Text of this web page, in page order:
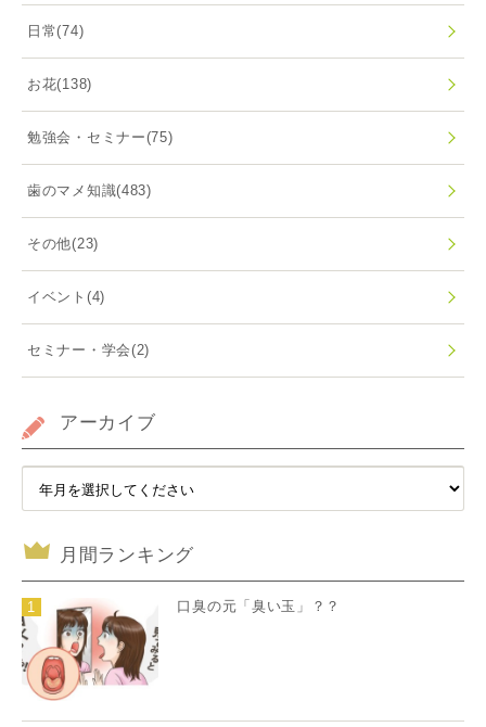
日常(74)
お花(138)
勉強会・セミナー(75)
歯のマメ知識(483)
その他(23)
イベント (4)
セミナー・学会(2)
アーカイブ
月間ランキング
1 口臭の元「臭い玉」？？